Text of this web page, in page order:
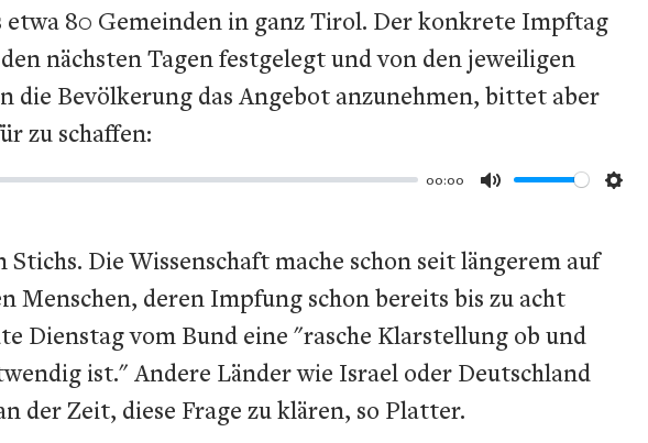
80 Gemeinden in ganz Tirol. Der konkrete Impftag
nächsten Tagen festgelegt und von den jeweiligen
Bevölkerung das Angebot anzunehmen, bittet aber
zu schaffen:
00:00
Die Wissenschaft mache schon seit längerem auf
deren Impfung schon bereits bis zu acht
vom Bund eine "rasche Klarstellung ob und
ist." Andere Länder wie Israel oder Deutschland
der Zeit, diese Frage zu klären, so Platter.